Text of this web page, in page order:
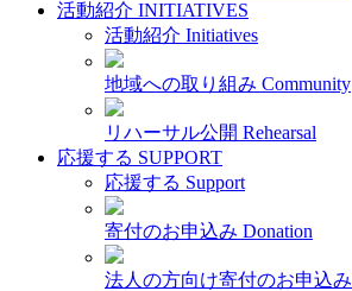
活動紹介 INITIATIVES
活動紹介 Initiatives
地域への取り組み Community
リハーサル公開 Rehearsal
応援する SUPPORT
応援する Support
寄付のお申込み Donation
法人の方向け寄付のお申込み